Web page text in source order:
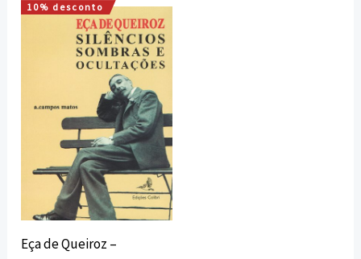
10% desconto
Eça de Queiroz –
O
preço
original
era:
O
preço
atual
é:
13,50 €.